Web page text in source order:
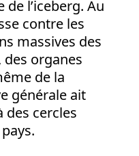
l’iceberg. Au
contre les
massives des
organes
de la
générale ait
des cercles